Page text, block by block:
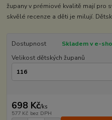
župany v prémiové kvalitě mají pro
skvělé recenze a děti je milují.
Dostupnost
Skladem v e-
Velikost dětských županů
698 Kč/ks
577 Kč bez DPH